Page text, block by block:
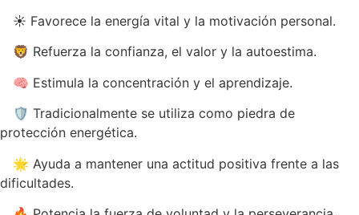
☀️ Favorece la energía vital y la motivación personal.
🦁 Refuerza la confianza, el valor y la autoestima.
🧠 Estimula la concentración y el aprendizaje.
🛡️ Tradicionalmente se utiliza como piedra de
protección energética.
🌟 Ayuda a mantener una actitud positiva frente a las
dificultades.